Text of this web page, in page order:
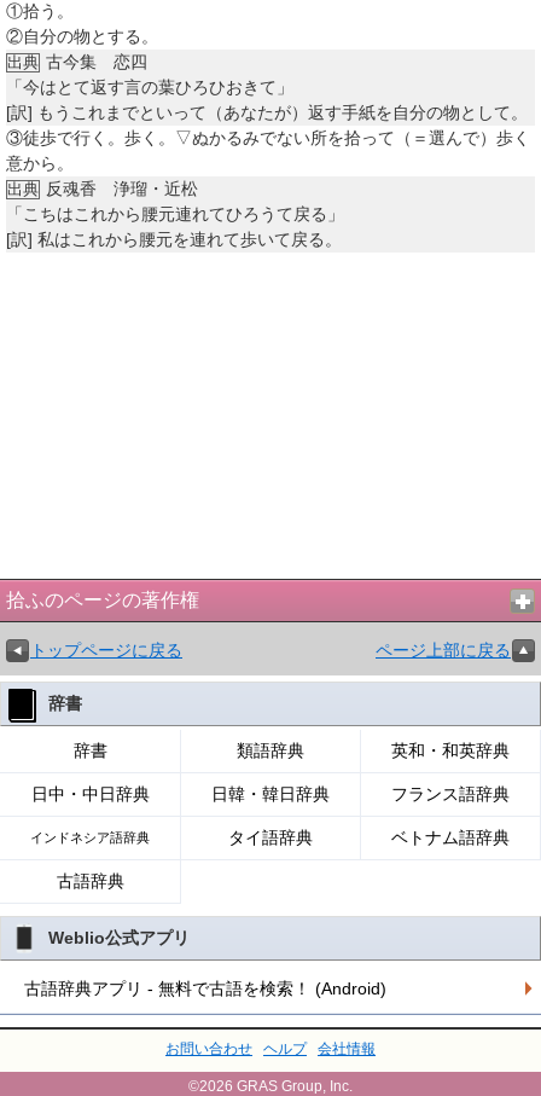
①拾う。
②自分の物とする。
出典 古今集 恋四
「今はとて返す言の葉ひろひおきて」
[訳] もうこれまでといって（あなたが）返す手紙を自分の物として。
③徒歩で行く。歩く。▽ぬかるみでない所を拾って（＝選んで）歩く
意から。
出典 反魂香 浄瑠・近松
「こちはこれから腰元連れてひろうて戻る」
[訳] 私はこれから腰元を連れて歩いて戻る。
拾ふのページの著作権
トップページに戻る ページ上部に戻る
辞書
辞書 類語辞典 英和・和英辞典
日中・中日辞典 日韓・韓日辞典 フランス語辞典
インドネシア語辞典 タイ語辞典 ベトナム語辞典
古語辞典
Weblio公式アプリ
古語辞典アプリ - 無料で古語を検索！ (Android)
お問い合わせ ヘルプ 会社情報
©2026 GRAS Group, Inc.